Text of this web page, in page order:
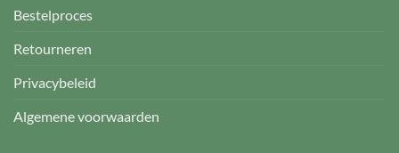
Bestelproces
Retourneren
Privacybeleid
Algemene voorwaarden